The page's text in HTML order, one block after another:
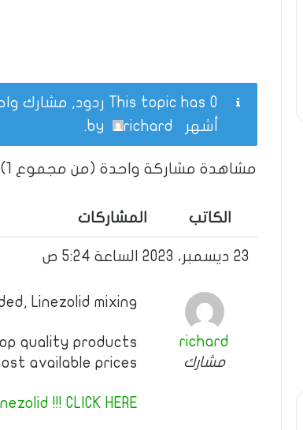
This topic has 0 ردود, مشارك واحد, and was last updated
أشهر
richard
.
مشاهدة مشاركة واحدة (من مجموع 1)
الكاتب المشاركات
23 ديسمبر، 2023 الساعة 5:24 ص
richard
مشارك
Linezolid mixing
quality products
available prices.
!!! CLICK HERE!